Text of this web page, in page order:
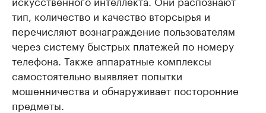
тип, количество и качество вторсырья и
перечисляют вознаграждение пользователям
через систему быстрых платежей по номеру
телефона. Также аппаратные комплексы
самостоятельно выявляет попытки
мошенничества и обнаруживает посторонние
предметы.